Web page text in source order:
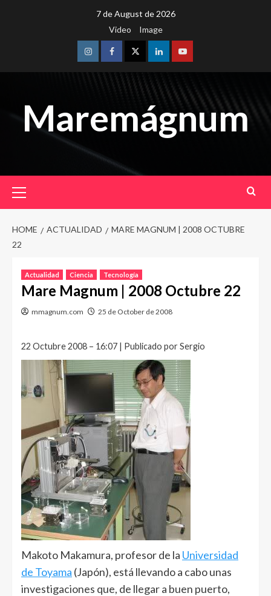
7 de August de 2026
Video
Image
InstagramFacebookTwitterLinkedinYoutube
Maremágnum
Menu
HOME ACTUALIDAD
MARE MAGNUM | 2008 OCTUBRE
22
Actualidad Ciencia Tecnología
Mare Magnum | 2008 Octubre 22
mmagnum.com 25 de October de 2008
22 Octubre 2008 – 16:07 | Publicado por Sergio
Makoto Makamura, profesor de la Universidad
de Toyama (Japón), está llevando a cabo unas
investigaciones que, de llegar a buen puerto,